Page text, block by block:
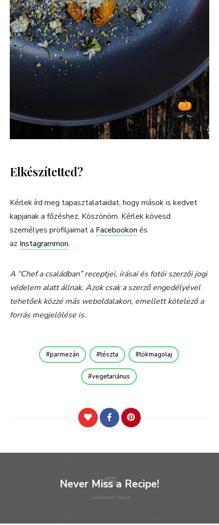
Elkészítetted?
Kérlek írd meg tapasztalataidat, hogy mások is kedvet
kapjanak a főzéshez. Köszönöm. Kérlek kövesd
személyes profiljaimat a Facebookon és
az Instagrammon.
A “Chef a családban” receptjei, írásai és fotói szerzői jogi
védelem alatt állnak. Azok csak a szerző engedélyével
tehetőek közzé más weboldalakon, emellett kötelező a
forrás megjelölése is.
parmezán tészta tökmagolaj
vegetariánus
Never Miss a Recipe!